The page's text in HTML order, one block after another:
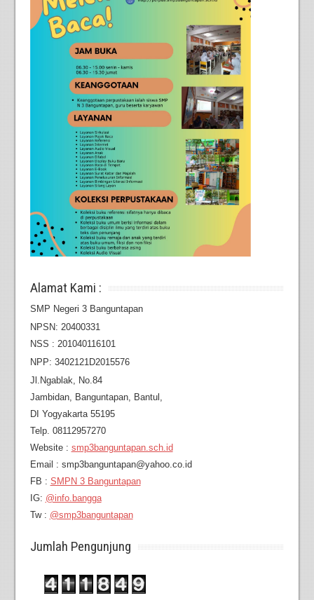
Alamat Kami :
SMP Negeri 3 Banguntapan
NPSN: 20400331
NSS : 201040116101
NPP: 3402121D2015576
Jl.Ngablak, No.84
Jambidan,
Banguntapan, Bantul,
DI Yogyakarta 55195
Telp. 08112957270
Website : smp3banguntapan.sch.id
Email : smp3banguntapan@yahoo.co.id
FB : SMPN 3 Banguntapan
IG: @info.bangga
Tw : @smp3banguntapan
Jumlah Pengunjung